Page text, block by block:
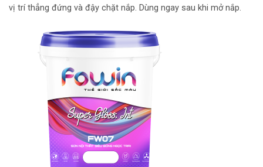
vị trí thẳng đứng và đậy chặt nắp. Dùng ngay sau khi mở nắp.